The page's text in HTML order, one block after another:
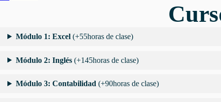
Módulo 1: Excel(+55horas de clase)
Módulo 2: Inglés(+145horas de clase)
Módulo 3: Contabilidad (+90horas de clase)